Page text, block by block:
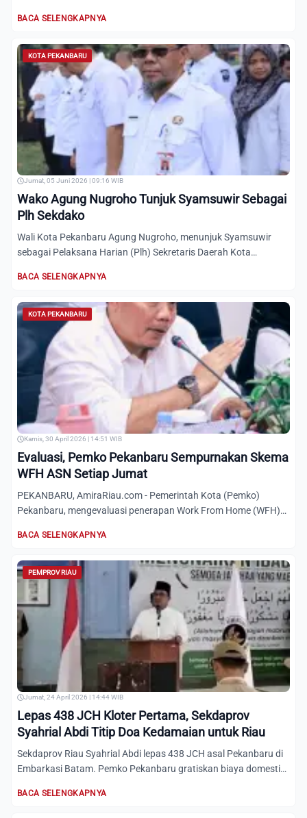
BACA SELENGKAPNYA
KOTA PEKANBARU
Jumat, 05 Juni 2026 | 09:16 WIB
Wako Agung Nugroho Tunjuk Syamsuwir Sebagai
Plh Sekdako
Wali Kota Pekanbaru Agung Nugroho, menunjuk Syamsuwir
sebagai Pelaksana Harian (Plh) Sekretaris Daerah Kota
BACA SELENGKAPNYA
KOTA PEKANBARU
Kamis, 30 April 2026 | 14:51 WIB
Evaluasi, Pemko Pekanbaru Sempurnakan Skema
WFH ASN Setiap Jumat
PEKANBARU, AmiraRiau.com - Pemerintah Kota (Pemko)
Pekanbaru, mengevaluasi penerapan Work From Home (WFH)
BACA SELENGKAPNYA
PEMPROV RIAU
Jumat, 24 April 2026 | 14:44 WIB
Lepas 438 JCH Kloter Pertama, Sekdaprov
Syahrial Abdi Titip Doa Kedamaian untuk Riau
Sekdaprov Riau Syahrial Abdi lepas 438 JCH asal Pekanbaru di
Embarkasi Batam. Pemko Pekanbaru gratiskan biaya domestik
BACA SELENGKAPNYA